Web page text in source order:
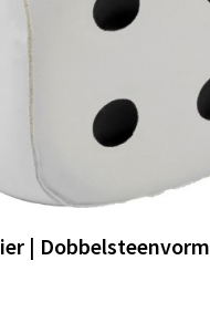
| Dobbelsteenvorm